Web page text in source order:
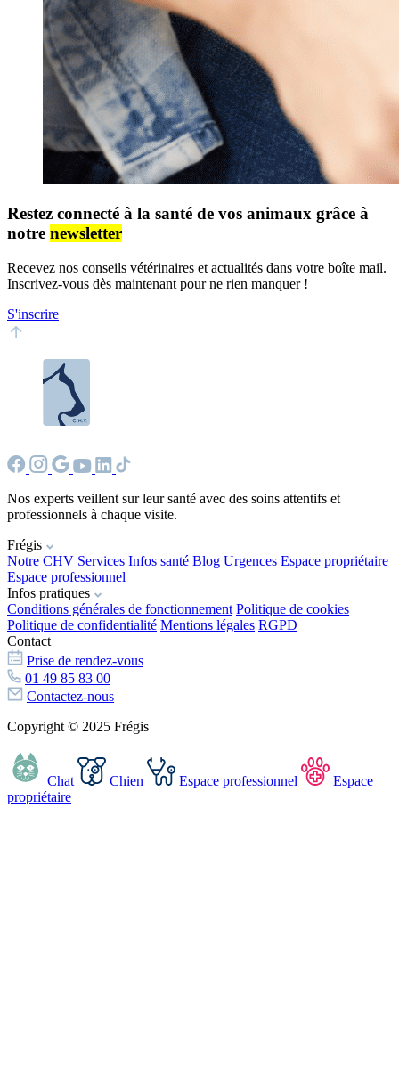
Restez connecté à la santé de vos animaux grâce à
notre newsletter
Recevez nos conseils vétérinaires et actualités dans votre boîte mail.
Inscrivez-vous dès maintenant pour ne rien manquer !
S'inscrire
Nos experts veillent sur leur santé avec des soins attentifs et
professionnels à chaque visite.
Frégis
Notre CHV Services Infos santé Blog Urgences Espace propriétaire
Espace professionnel
Infos pratiques
Conditions générales de fonctionnement Politique de cookies
Politique de confidentialité Mentions légales RGPD
Contact
Prise de rendez-vous
01 49 85 83 00
Contactez-nous
Copyright © 2025 Frégis
Chat Chien Espace professionnel
Espace
propriétaire